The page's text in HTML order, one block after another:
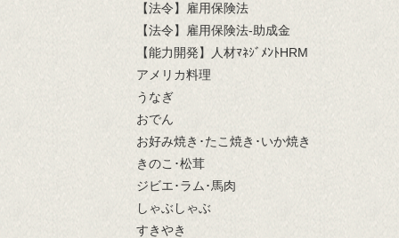
【法令】雇用保険法
【法令】雇用保険法-助成金
【能力開発】人材ﾏﾈｼﾞﾒﾝﾄHRM
アメリカ料理
うなぎ
おでん
お好み焼き･たこ焼き･いか焼き
きのこ･松茸
ジビエ･ラム･馬肉
しゃぶしゃぶ
すきやき